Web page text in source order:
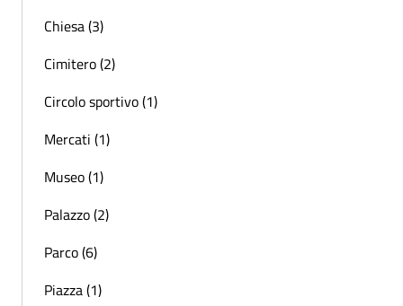
Chiesa (3)
Cimitero (2)
Circolo sportivo (1)
Mercati (1)
Museo (1)
Palazzo (2)
Parco (6)
Piazza (1)